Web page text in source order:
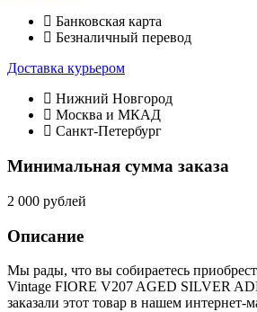
Банковская карта
Безналичный перевод
Доставка курьером
Нижний Новгород
Москва и МКАД
Санкт-Петербург
Минимальная сумма заказа
2 000 рублей
Описание
Мы рады, что вы собираетесь
Vintage FIORE V207 AGED SILVER
заказали этот товар в нашем интернет-